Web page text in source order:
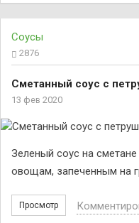
Соусы
2876
Сметанный соус с
13 фев 2020
Зеленый соус на
овощам, запеченным на
Просмотр